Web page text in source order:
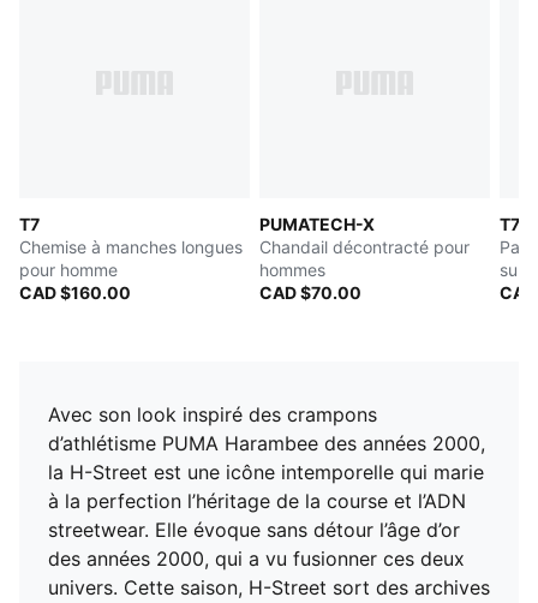
T7
Chemise à manches longues
pour homme
CAD $160.00
PUMATECH-X
Chandail décontracté pour
hommes
CAD $70.00
T7
Avec son look inspiré des crampons
d’athlétisme PUMA Harambee des années 2000,
la H-Street est une icône intemporelle qui marie
à la perfection l’héritage de la course et l’ADN
streetwear. Elle évoque sans détour l’âge d’or
des années 2000, qui a vu fusionner ces deux
univers. Cette saison, H-Street sort des archives